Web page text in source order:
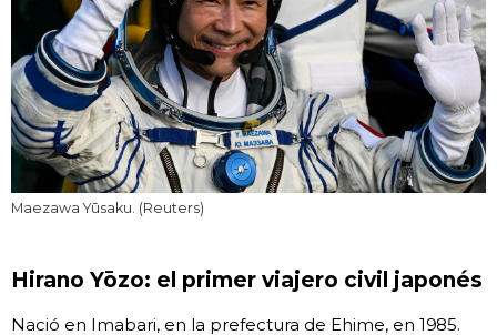
Maezawa Yūsaku. (Reuters)
Hirano Yōzo: el primer viajero civil japonés
Nació en Imabari, en la prefectura de Ehime, en 1985.